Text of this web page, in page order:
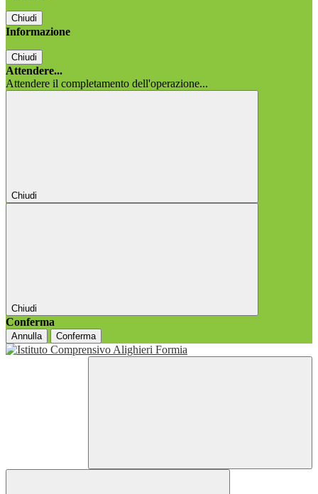
Chiudi
Informazione
Chiudi
Attendere...
Attendere il completamento dell'operazione...
Chiudi
Chiudi
Conferma
Annulla Conferma